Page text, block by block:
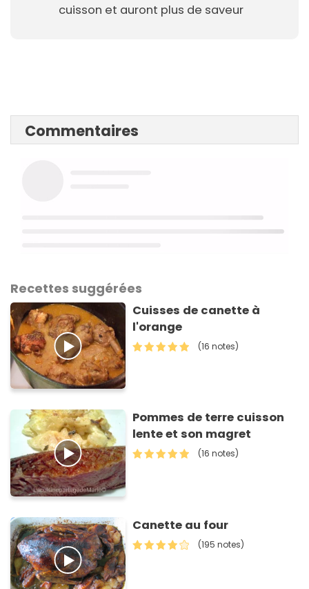
cuisson et auront plus de saveur
Commentaires
Recettes suggérées
Cuisses de canette à
l'orange
(16 notes)
Pommes de terre cuisson
lente et son magret
(16 notes)
Canette au four
(195 notes)